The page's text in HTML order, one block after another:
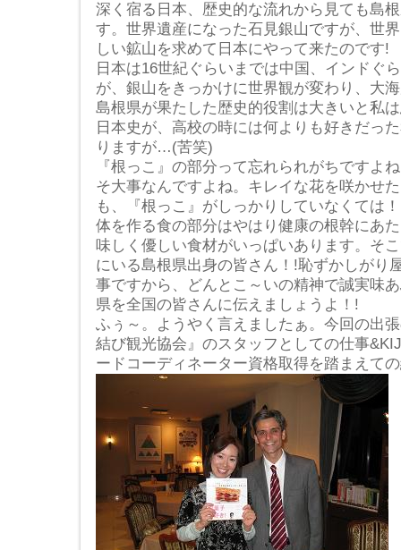
深く宿る日本、歴史的な流れから見ても島
す。世界遺産になった石見銀山ですが、世
しい鉱山を求めて日本にやって来たのです!
日本は16世紀ぐらいまでは中国、インドぐ
が、銀山をきっかけに世界観が変わり、大
島根県が果たした歴史的役割は大きいと私
日本史が、高校の時には何よりも好きだっ
りますが…(苦笑)
『根っこ』の部分って忘れられがちですよ
そ大事なんですよね。キレイな花を咲かせ
も、『根っこ』がしっかりしていなくては
体を作る食の部分はやはり健康の根幹にあ
味しく優しい食材がいっぱいあります。そ
にいる島根県出身の皆さん！!恥ずかしがり
事ですから、どんとこ～いの精神で誠実味
県を全国の皆さんに伝えましょうよ！!
ふぅ～。ようやく言えましたぁ。今回の出
結び観光協会』のスタッフとしての仕事
ードコーディネーター資格取得を踏まえて